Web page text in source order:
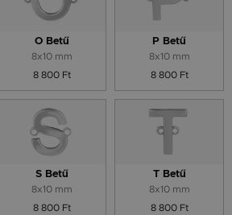
O Betű
8x10 mm
8 800 Ft
P Betű
8x10 mm
8 800 Ft
S Betű
8x10 mm
8 800 Ft
T Betű
8x10 mm
8 800 Ft